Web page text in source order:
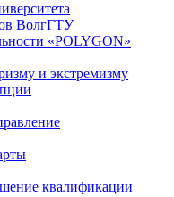
ВолгГТУ
«POLYGON»
и экстремизму
квалификации